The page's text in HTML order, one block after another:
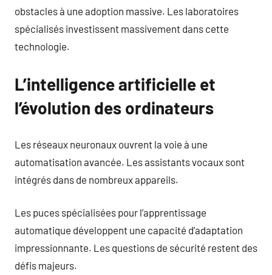
obstacles à une adoption massive. Les laboratoires
spécialisés investissent massivement dans cette
technologie.
L’intelligence artificielle et
l’évolution des ordinateurs
Les réseaux neuronaux ouvrent la voie à une
automatisation avancée. Les assistants vocaux sont
intégrés dans de nombreux appareils.
Les puces spécialisées pour l’apprentissage
automatique développent une capacité d’adaptation
impressionnante. Les questions de sécurité restent des
défis majeurs.